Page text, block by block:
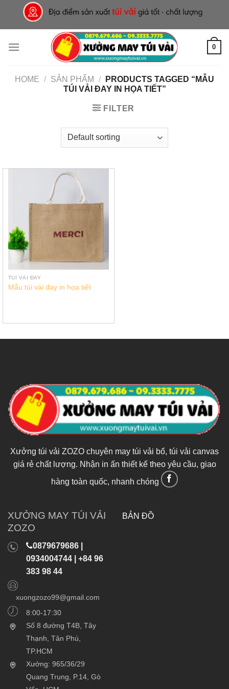
content
0
HOME / SẢN PHẨM /
PRODUCTS TAGGED “MẪU
TÚI VẢI ĐAY IN HỌA TIẾT”
FILTER
TÚI VẢI ĐAY
Mẫu túi vải đay in họa tiết
Xưởng túi vải ZOZO chuyên may túi vải bố, túi vải canvas
giá rẻ chất lượng. Nhận in ấn thiết kế theo yêu cầu, giao
hàng toàn quốc, nhanh chóng
XƯỞNG MAY TÚI VẢI
ZOZO
0879679686 |
0934004744 | +84 96
383 98 44
xuongzozo99@gmail.com
8:00-17:30
Số 8 đường T4B, Tây
Thạnh, Tân Phú,
TP.HCM
Xưởng: 965/36/29
Quang Trung, P.14, Gò
BẢN ĐỒ